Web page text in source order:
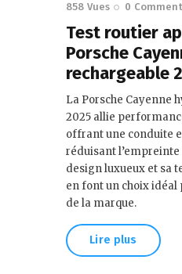
858 Vues 0
Test routier
Porsche
rechargeable
La Porsche Cayenne
2025 allie
offrant une conduite
réduisant l’empreinte
design luxueux et sa
en font un choix idéal
de la marque.
Lire plus